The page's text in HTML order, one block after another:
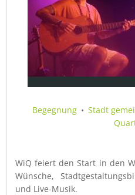
Begegnung • Stadt
WiQ feiert den Start in den
Wünsche,
und Live-Musik.